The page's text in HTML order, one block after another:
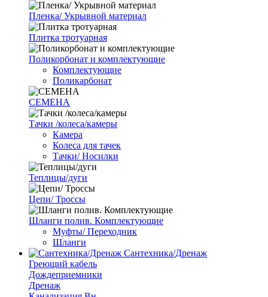
Пленка/ Укрывной материал
Плитка тротуарная
Поликорбонат и комплектующие
Комплектующие
Поликарбонат
СЕМЕНА
Тачки /колеса/камеры
Камера
Колеса для тачек
Тачки/ Носилки
Теплицы/дуги
Цепи/ Троссы
Шланги полив. Комплектующие
Муфты/ Переходник
Шланги
Сантехника/Дренаж
Греющий кабель
Дождеприемники
Дренаж